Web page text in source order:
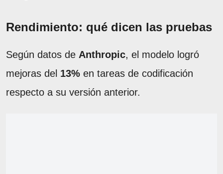
Rendimiento: qué dicen las pruebas
Según datos de Anthropic, el modelo logró
mejoras del 13% en tareas de codificación
respecto a su versión anterior.